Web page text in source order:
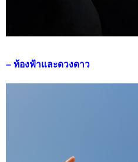
– ท้องฟ้าและดวงดาว